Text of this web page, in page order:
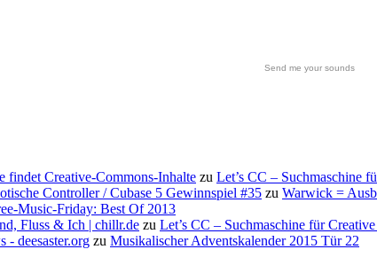
Send me your sounds
findet Creative-Commons-Inhalte zu Let’s CC – Suchmaschine
Controller / Cubase 5 Gewinnspiel #35 zu Warwick =
Music-Friday: Best Of 2013
Fluss & Ich | chillr.de zu Let’s CC – Suchmaschine für
deesaster.org zu Musikalischer Adventskalender 2015 Tür 22